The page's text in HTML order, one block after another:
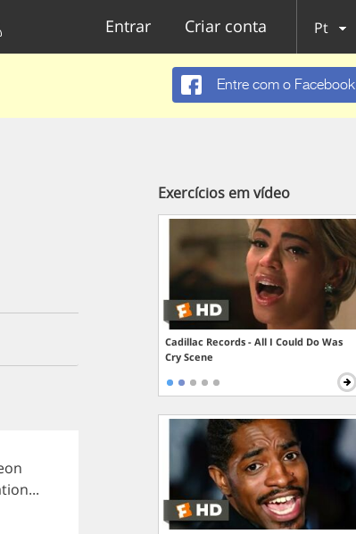
Entrar Criar conta Pt
Entre com o Facebook
...
Exercícios em vídeo
Cadillac Records - All I Could Do Was
Cry Scene